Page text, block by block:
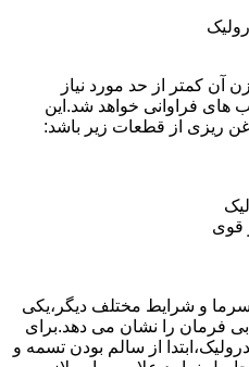
آن کمتر از حد مورد نیاز
های فراوانی خواهد شد.این
ریزی از قطعات زیر باشد:
قوی
و شرایط مختلف دیگر،یکی
فرمان را نشان می دهد.برای
از سالم بودن تسمه و